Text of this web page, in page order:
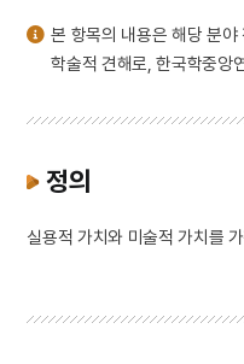
본 항목의 내용은 해당 분야
학술적 견해로, 한국학중앙
정의
실용적 가치와 미술적 가치를